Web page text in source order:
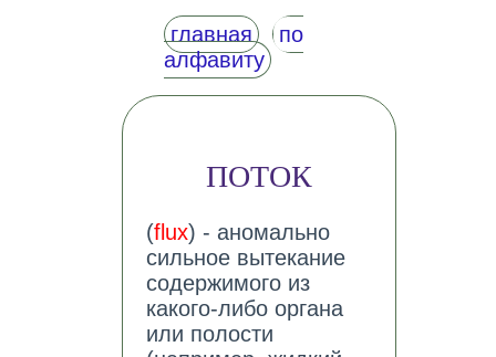
главная
по
алфавиту
ПОТОК
(flux) - аномально
сильное вытекание
содержимого из
какого-либо органа
или полости